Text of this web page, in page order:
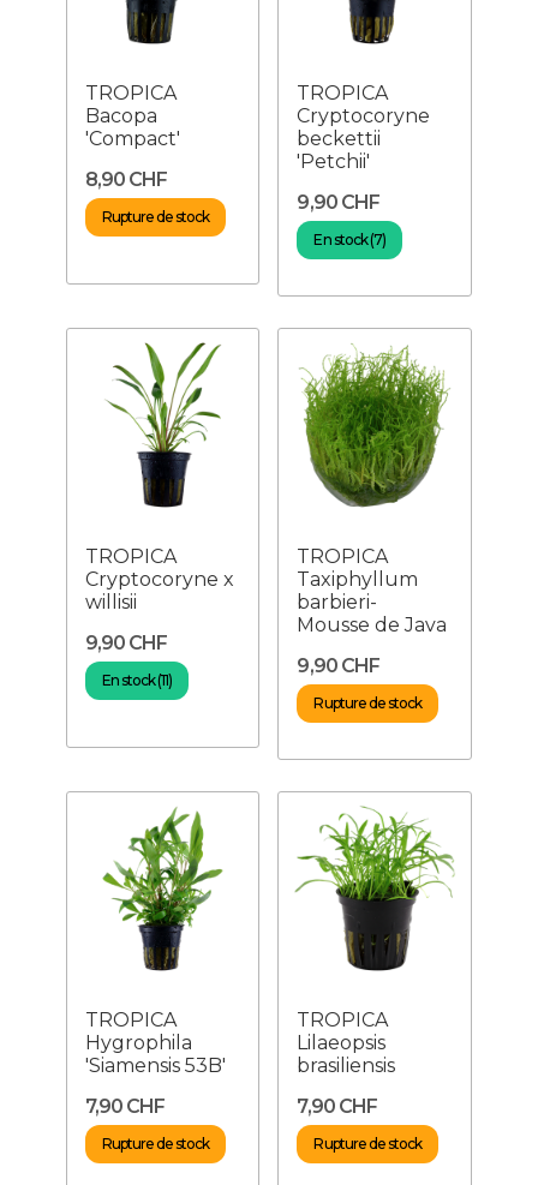
TROPICA
Bacopa
'Compact'
8,90 CHF
Rupture de stock
TROPICA
Cryptocoryne
beckettii
'Petchii'
9,90 CHF
En stock (7)
TROPICA
Cryptocoryne x
willisii
9,90 CHF
En stock (11)
TROPICA
Taxiphyllum
barbieri-
Mousse de Java
9,90 CHF
Rupture de stock
TROPICA
Hygrophila
'Siamensis 53B'
7,90 CHF
Rupture de stock
TROPICA
Lilaeopsis
brasiliensis
7,90 CHF
Rupture de stock